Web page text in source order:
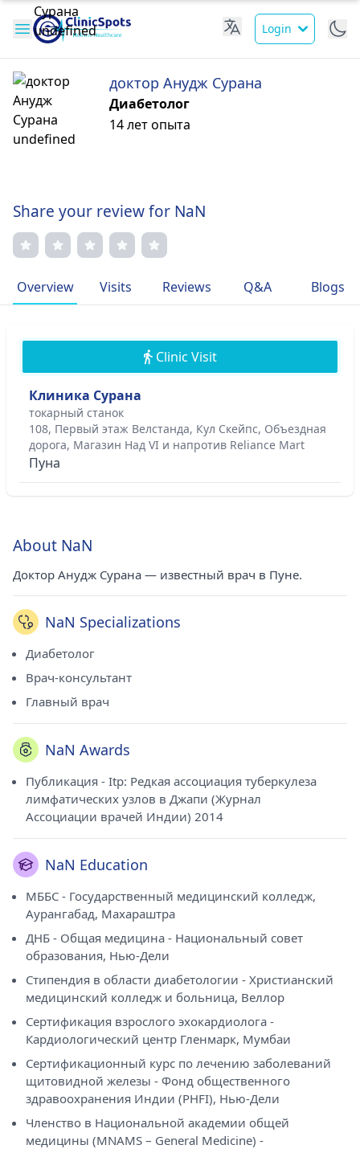
Login
доктор Анудж Сурана
Диабетолог
14 лет опыта
Share your review for NaN
Overview Visits Reviews Q&A Blogs
Clinic Visit
Клиника Сурана
токарный станок
108, Первый этаж Велстанда, Кул Скейпс, Объездная
дорога, Магазин Над VI и напротив Reliance Mart
Пуна
About NaN
Доктор Анудж Сурана — известный врач в Пуне.
NaN Specializations
Диабетолог
Врач-консультант
Главный врач
NaN Awards
Публикация - Itp: Редкая ассоциация туберкулеза
лимфатических узлов в Джапи (Журнал
Ассоциации врачей Индии) 2014
NaN Education
МББС - Государственный медицинский колледж,
Аурангабад, Махараштра
ДНБ - Общая медицина - Национальный совет
образования, Нью-Дели
Стипендия в области диабетологии - Христианский
медицинский колледж и больница, Веллор
Сертификация взрослого эхокардиолога -
Кардиологический центр Гленмарк, Мумбаи
Сертификационный курс по лечению заболеваний
щитовидной железы - Фонд общественного
здравоохранения Индии (PHFI), Нью-Дели
Членство в Национальной академии общей
медицины (MNAMS – General Medicine) -